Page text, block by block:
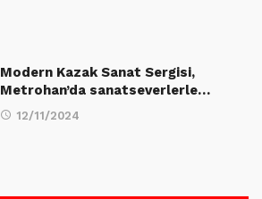
Modern Kazak Sanat Sergisi,
Metrohan’da sanatseverlerle…
12/11/2024